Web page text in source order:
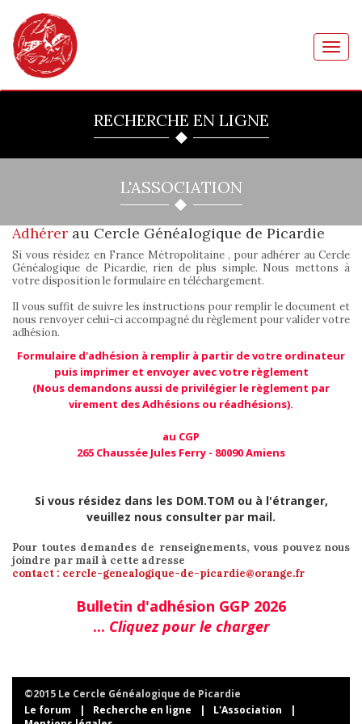
RECHERCHE EN LIGNE
L'ASSOCIATION
Adhérer au Cercle Généalogique de Picardie
Si vous résidez en France Métropolitaine , pour adhérer au Cercle
Généalogique de Picardie, rien de plus simple. Nous mettons à
votre disposition le formulaire en téléchargement.
Il vous suffit de suivre les instructions pour remplir le document et
nous renvoyer celui-ci accompagné du règlement pour valider votre
adhésion.
Formulaire d'adhésion à remplir à partir de votre ordinateur
puis imprimer et envoyer avec votre règlement
(Nous demandons aussi de privilégier le règlement par
virement des Adhésions ou réadhésions).
au CGP
265 Chaussée Jules Ferry - 80090 Amiens
Si vous résidez dans les DOM.TOM ou à l'étranger,
veuillez nous consulter par mail.
Pour toutes demandes de renseignements, vous pouvez nous
joindre par mail à cette adresse
contact : cercle-genealogique-de-picardie@orange.fr
Bulletin d'adhésion GGP 2026
... Cliquez pour le charger
©2015 Le Cercle Généalogique de Picardie
Le forum
| Recherche en ligne | L'Association
|